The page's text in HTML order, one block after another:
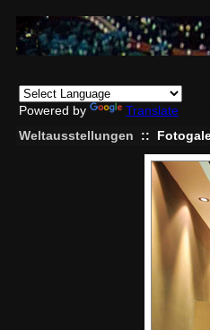
Powered by Translate
Weltausstellungen
::